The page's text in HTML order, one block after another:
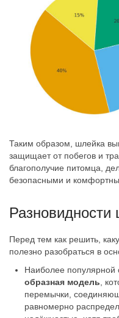
Таким образом, шлейка
защищает от побегов и
благополучие питомца,
безопасными и
Перед тем как решить,
полезно разобраться в
Наиболее популярной
образная модель,
перемычки,
равномерно